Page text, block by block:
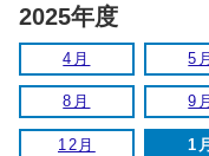
2025年度
4月 5月
8月 9月
12月 1